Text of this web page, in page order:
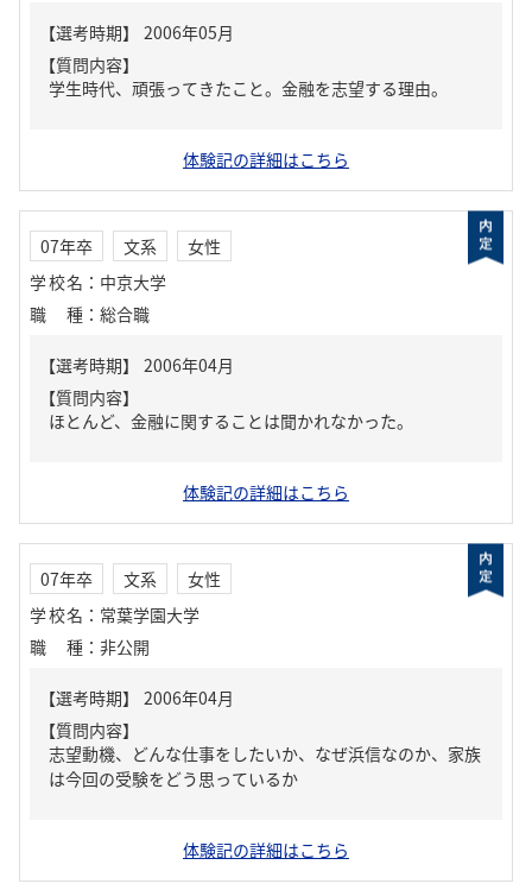
【質問内容】
学生時代、頑張ってきたこと。金融を志望する理由。
体験記の詳細はこちら
07年卒 文系
女性
学校名 ： 中京大学
職種 ： 総合職
【質問内容】
ほとんど、金融に関することは聞かれなかった。
体験記の詳細はこちら
07年卒 文系
女性
学校名 ： 常葉学園大学
職種 ： 非公開
【質問内容】
志望動機、どんな仕事をしたいか、なぜ浜信なのか、家族
は今回の受験をどう思っているか
体験記の詳細はこちら